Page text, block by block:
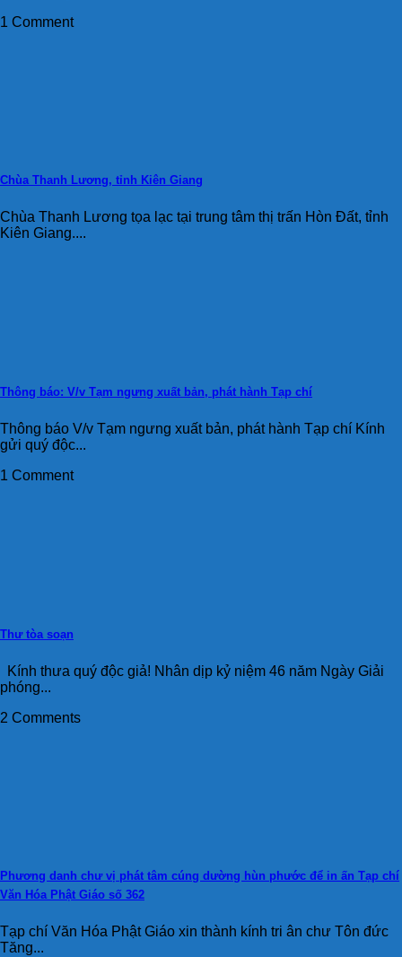
1 Comment
Chùa Thanh Lương, tỉnh Kiên Giang
Chùa Thanh Lương tọa lạc tại trung tâm thị trấn Hòn Đất, tỉnh
Kiên Giang....
Thông báo: V/v Tạm ngưng xuất bản, phát hành Tạp chí
Thông báo V/v Tạm ngưng xuất bản, phát hành Tạp chí Kính
gửi quý độc...
1 Comment
Thư tòa soạn
Kính thưa quý độc giả! Nhân dịp kỷ niệm 46 năm Ngày Giải
phóng...
2 Comments
Phương danh chư vị phát tâm cúng dường hùn phước để in ấn Tạp chí
Văn Hóa Phật Giáo số 362
Tạp chí Văn Hóa Phật Giáo xin thành kính tri ân chư Tôn đức
Tăng...